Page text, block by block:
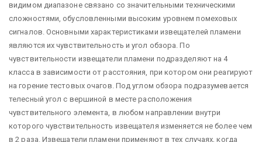
видимом диапазоне связано со значительными техническими
сложностями, обусловленными высоким уровнем помеховых
сигналов. Основными характеристиками извещателей пламени
являются их чувствительность и угол обзора. По
чувствительности извещатели пламени подразделяют на 4
класса в зависимости от расстояния, при котором они реагируют
на горение тестовых очагов. Под углом обзора подразумевается
телесный угол с вершиной в месте расположения
чувствительного элемента, в любом направлении внутри
которого чувствительность извещателя изменяется не более чем
в 2 раза. Извещатели пламени применяют в тех случаях, когда